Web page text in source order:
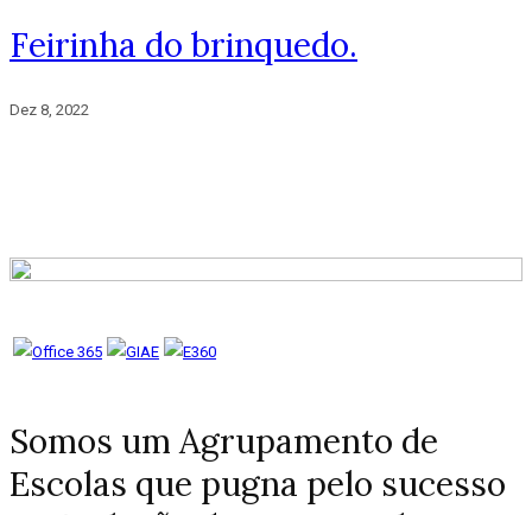
Feirinha do brinquedo.
Dez 8, 2022
Somos um Agrupamento de
Escolas que pugna pelo sucesso